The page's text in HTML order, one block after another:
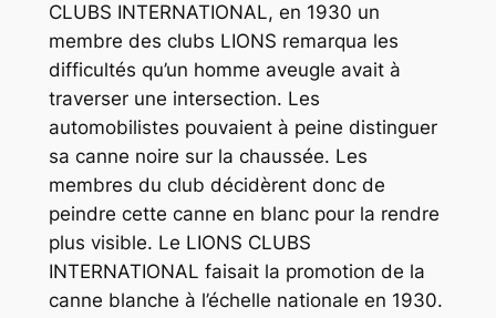
CLUBS INTERNATIONAL, en 1930 un
membre des clubs LIONS remarqua les
difficultés qu’un homme aveugle avait à
traverser une intersection. Les
automobilistes pouvaient à peine distinguer
sa canne noire sur la chaussée. Les
membres du club décidèrent donc de
peindre cette canne en blanc pour la rendre
plus visible. Le LIONS CLUBS
INTERNATIONAL faisait la promotion de la
canne blanche à l’échelle nationale en 1930.